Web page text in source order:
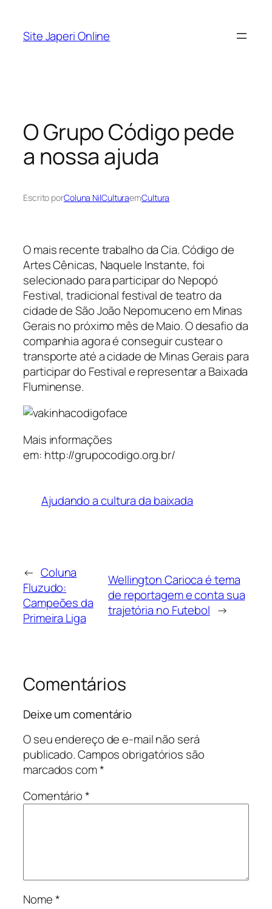
Site Japeri Online
O Grupo Código pede
a nossa ajuda
Escrito porColuna NilCulturaemCultura
O mais recente trabalho da Cia. Código de
Artes Cênicas, Naquele Instante, foi
selecionado para participar do Nepopó
Festival, tradicional festival de teatro da
cidade de São João Nepomuceno em Minas
Gerais no próximo mês de Maio. O desafio da
companhia agora é conseguir custear o
transporte até a cidade de Minas Gerais para
participar do Festival e representar a Baixada
Fluminense.
Mais informações
em: http://grupocodigo.org.br/
Ajudando a cultura da baixada
← Coluna
Fluzudo:
Campeões da
Primeira Liga
Wellington Carioca é tema
de reportagem e conta sua
trajetória no Futebol →
Comentários
Deixe um comentário
O seu endereço de e-mail não será
publicado.Campos obrigatórios são
marcados com*
Comentário*
Nome*